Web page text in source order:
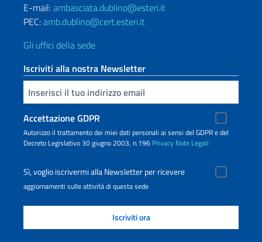
E-mail:ambasciata.dublino@esteri.it
PEC:amb.dublino@cert.esteri.it
Gli uffici della sede
Iscriviti alla nostra Newsletter
Inserisci la tua email
Accettazione GDPR
Autorizzo il trattamento dei miei dati personali ai sensi del GDPR e del
Decreto Legislativo 30 giugno 2003, n.196 Privacy Note Legali
Sì, voglio iscrivermi alla Newsletter per ricevere
aggiornamenti sulle attività di questa sede